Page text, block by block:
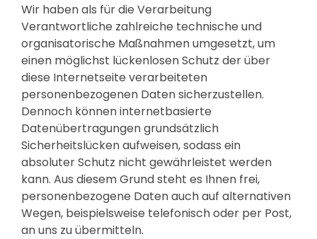
Wir haben als für die Verarbeitung
Verantwortliche zahlreiche technische und
organisatorische Maßnahmen umgesetzt, um
einen möglichst lückenlosen Schutz der über
diese Internetseite verarbeiteten
personenbezogenen Daten sicherzustellen.
Dennoch können internetbasierte
Datenübertragungen grundsätzlich
Sicherheitslücken aufweisen, sodass ein
absoluter Schutz nicht gewährleistet werden
kann. Aus diesem Grund steht es Ihnen frei,
personenbezogene Daten auch auf alternativen
Wegen, beispielsweise telefonisch oder per Post,
an uns zu übermitteln.